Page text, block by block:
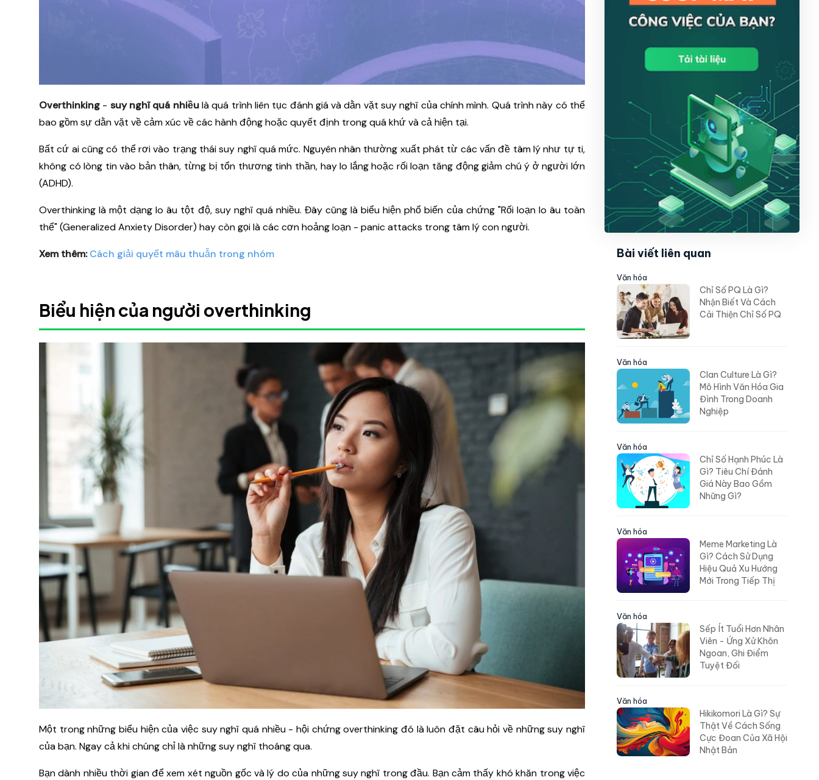
Overthinking - suy nghĩ quá nhiềulà quá trình liên tục đánh giá và dằn vặt suy nghĩ của chính mình. Quá trình này có thể
bao gồm sự dằn vặt về cảm xúc về các hành động hoặc quyết định trong quá khứ và cả hiện tại.
Bất cứ ai cũng có thể rơi vào trạng thái suy nghĩ quá mức. Nguyên nhân thường xuất phát từ các vấn đề tâm lý như tự ti,
không có lòng tin vào bản thân, từng bị tổn thương tinh thần, hay lo lắng hoặc rối loạn tăng động giảm chú ý ở người lớn
(ADHD).
Overthinking là một dạng lo âu tột độ, suy nghĩ quá nhiều. Đây cũng là biểu hiện phổ biến của chứng "Rối loạn lo âu toàn
thể" (Generalized Anxiety Disorder) hay còn gọi là các cơn hoảng loạn - panic attacks trong tâm lý con người.
Xem thêm: Cách giải quyết mâu thuẫn trong nhóm
Biểu hiện của người overthinking
Một trong những biểu hiện của việc suy nghĩ quá nhiều - hội chứng overthinking đó là luôn đặt câu hỏi về những suy nghĩ
của bạn. Ngay cả khi chúng chỉ là những suy nghĩ thoáng qua.
Bạn dành nhiều thời gian để xem xét nguồn gốc và lý do của những suy nghĩ trong đầu. Bạn cảm thấy khó khăn trong việc
Bài viết liên quan
Văn hóa
Chỉ Số PQ Là Gì?
Nhận Biết Và Cách
Cải Thiện Chỉ Số PQ
Văn hóa
Clan Culture Là Gì?
Mô Hình Văn Hóa Gia
Đình Trong Doanh
Nghiệp
Văn hóa
Chỉ Số Hạnh Phúc Là
Gì? Tiêu Chí Đánh
Giá Này Bao Gồm
Những Gì?
Văn hóa
Meme Marketing Là
Gì? Cách Sử Dụng
Hiệu Quả Xu Hướng
Mới Trong Tiếp Thị
Văn hóa
Sếp Ít Tuổi Hơn Nhân
Viên - Ứng Xử Khôn
Ngoan, Ghi Điểm
Tuyệt Đối
Văn hóa
Hikikomori Là Gì? Sự
Thật Về Cách Sống
Cực Đoan Của Xã Hội
Nhật Bản